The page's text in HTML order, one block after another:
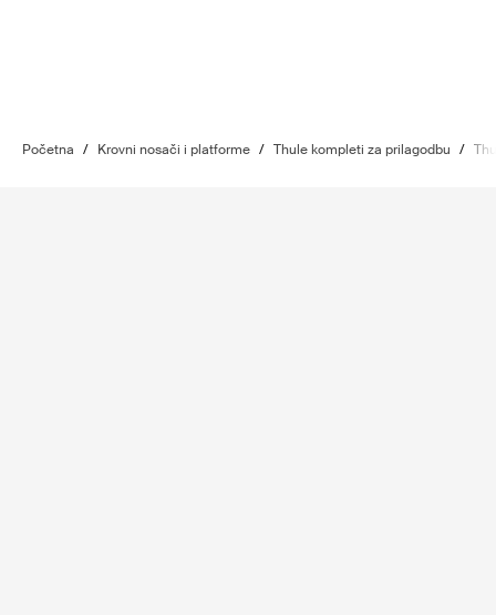
Početna / Krovni nosači i platforme / Thule kompleti za prilagodbu /